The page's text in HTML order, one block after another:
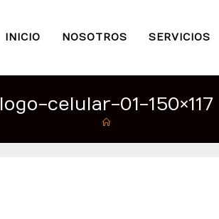
INICIO NOSOTROS SERVICIOS
logo-celular-01-150×117